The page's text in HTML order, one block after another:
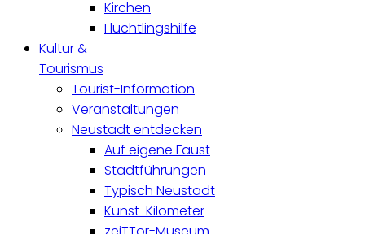
Kirchen
Flüchtlingshilfe
Kultur &
Tourismus
Tourist-Information
Veranstaltungen
Neustadt entdecken
Auf eigene Faust
Stadtführungen
Typisch Neustadt
Kunst-Kilometer